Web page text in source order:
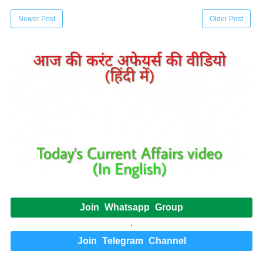
Newer Post Older Post
Join Whatsapp Group
.
Join Telegram Channel